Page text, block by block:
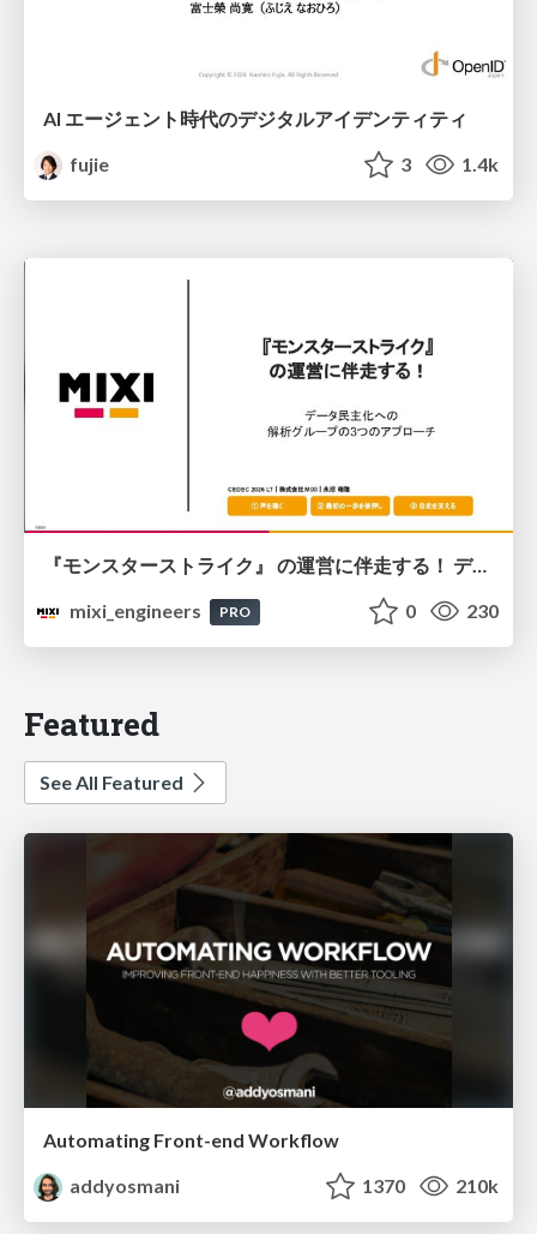
AI エージェント時代のデジタルアイデンティティ
fujie
3 1.4k
『モンスターストライク』 の運営に伴走する！ データ民主化への 解析グループの3つのアプローチ
mixi_engineers
PRO 0 230
Featured
See All Featured
Automating Front-end Workflow
addyosmani
1370 210k